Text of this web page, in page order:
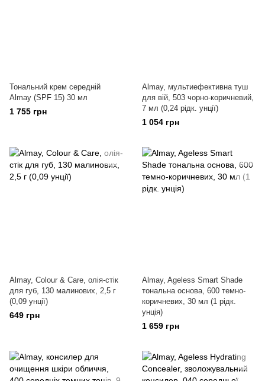
Тональний крем середній
Almay (SPF 15) 30 мл
1 755 грн
Almay, мультиефективна туш
для вій, 503 чорно-коричневий,
7 мл (0,24 рідк. унції)
1 054 грн
Almay, Colour & Care, олія-стік
для губ, 130 малинових, 2,5 г
(0,09 унції)
649 грн
Almay, Ageless Smart Shade
тональна основа, 600 темно-
коричневих, 30 мл (1 рідк.
унція)
1 659 грн